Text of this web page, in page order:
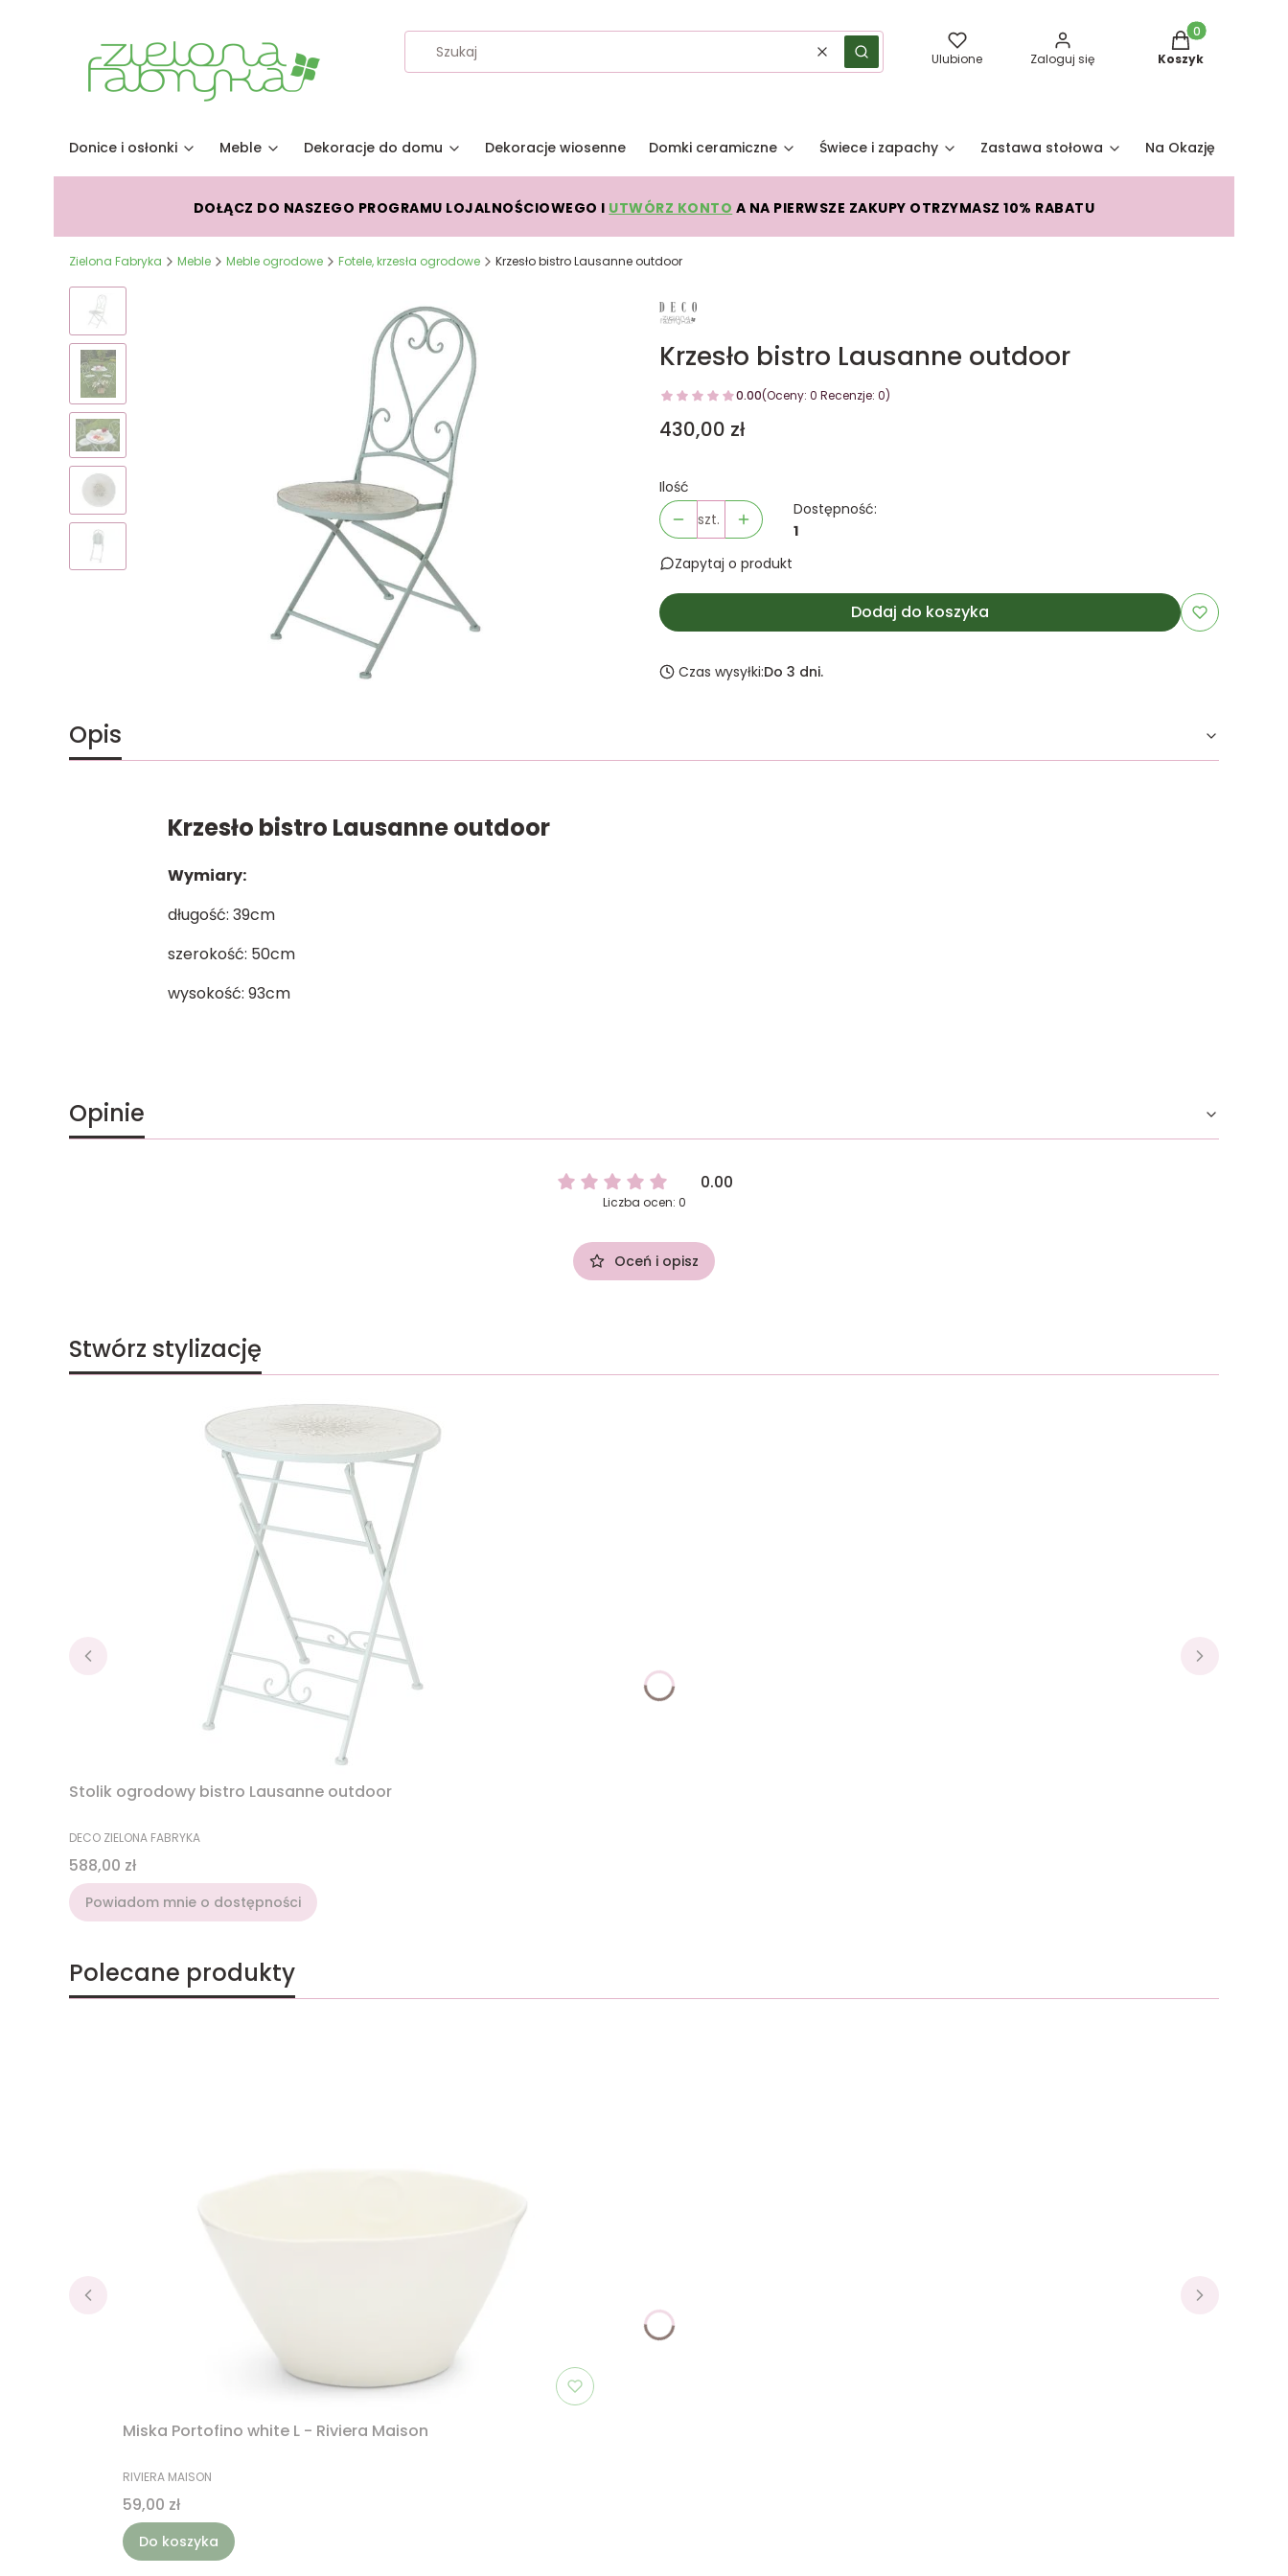
WyczyśćSzukaj Ulubione Zaloguj się
Produkty w
Koszyk
Donice i osłonki Meble Dekoracje do domu Dekoracje wiosenne Domki ceramiczne Świece i zapachy Zastawa stołowa Na Okazję
DOŁĄCZ DO NASZEGO PROGRAMU LOJALNOŚCIOWEGO I UTWÓRZ KONTO A NA PIERWSZE ZAKUPY OTRZYMASZ 10% RABATU
Zielona Fabryka Meble Meble ogrodowe Fotele, krzesła ogrodowe Krzesło bistro Lausanne outdoor
Krzesło bistro Lausanne outdoor
0.00(Oceny: 0 Recenzje: 0)
Cena
430,00 zł
Ilość
szt.
Dostępność:
1
Zapytaj o produkt
Dodaj do koszyka
Czas wysyłki:Do 3 dni.
Opis
Krzesło bistro Lausanne outdoor
Wymiary:
długość: 39cm
szerokość: 50cm
wysokość: 93cm
Opinie
0.00
Liczba ocen: 0
Oceń i opisz
Stwórz stylizację
Stolik ogrodowy bistro Lausanne outdoor
PRODUCENT
DECO ZIELONA FABRYKA
Cena
588,00 zł
Powiadom mnie o dostępności
Polecane produkty
Miska Portofino white L - Riviera Maison
PRODUCENT
RIVIERA MAISON
Cena
59,00 zł
Do koszyka